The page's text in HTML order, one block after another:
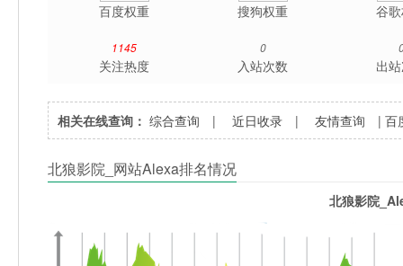
百度权重 搜狗权重 谷
1145
关注热度
0
入站次数 出
相关在线查询： 综合查询 |近日收录 |友情查询 |百
北狼影院_网站Alexa排名情况
北狼影院